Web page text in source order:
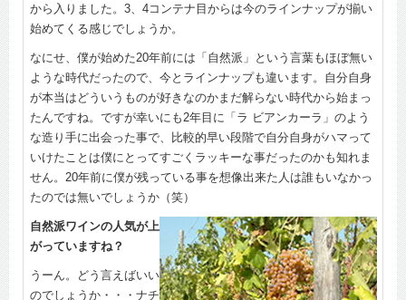
から入りました。3、4コンテナ目からは今のラインナップが揃い
始めてくる感じでしょうか。
なにせ、僕が始めた20年前には「自然派」という言葉もほぼ無い
ような時代だったので、今とラインナップも違います。自分自身
が本当はどういうものが好きなのかまだ解らない時代から始まっ
たんですね。ですが幸いにも2年目に「ラ ビアンカーラ」のよう
な造り手に出会った事で、比較的早い段階で自分自身がハマって
いけたことは僕にとってすごくラッキーな事だったのかも知れま
せん。20年前に僕が残っている事を想像出来た人は誰もいなかっ
たのでは無いでしょうか（笑）
自然派ワインの人気が上
がっていますね？
うーん。どう言えばいい
のでしょうか・・・ナチ